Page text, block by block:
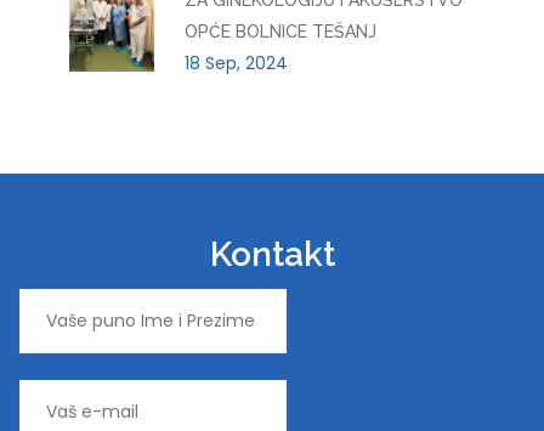
OPĆE BOLNICE TEŠANJ
18 Sep, 2024
Kontakt